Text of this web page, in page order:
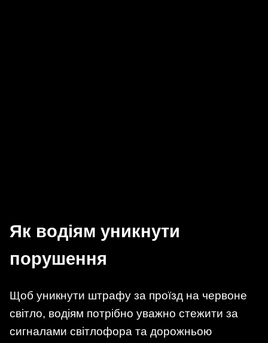
Як водіям уникнути
порушення
Щоб уникнути штрафу за проїзд на червоне
світло, водіям потрібно уважно стежити за
сигналами світлофора та дорожньою